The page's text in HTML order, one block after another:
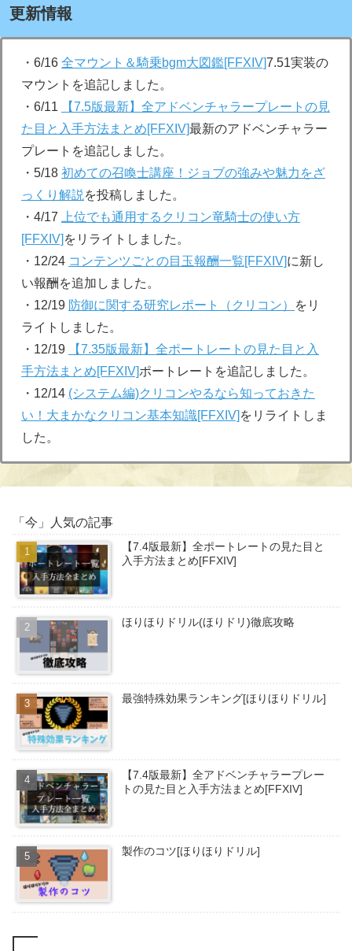
更新情報
・6/16 全マウント＆騎乗bgm大図鑑[FFXIV]7.51実装の
マウントを追記しました。
・6/11
【7.5版最新】全アドベンチャラープレートの見
た目と入手方法まとめ[FFXIV]最新のアドベンチャラー
プレートを追記しました。
・5/18 初めての召喚士講座！ジョブの強みや魅力をざ
っくり解説 を投稿しました。
・4/17
上位でも通用するクリコン竜騎士の使い方
[FFXIV] をリライトしました。
・12/24 コンテンツごとの目玉報酬一覧[FFXIV]に新し
い報酬を追加しました。
・12/19 防御に関する研究レポート（クリコン）
をリ
ライトしました。
・12/19
【7.35版最新】全ポートレートの見た目と入
手方法まとめ[FFXIV]ポートレートを追記しました。
・12/14 (システム編)クリコンやるなら知っておきた
い！大まかなクリコン基本知識[FFXIV] をリライトしま
した。
「今」人気の記事
【7.4版最新】全ポートレートの見た目と
入手方法まとめ[FFXIV]
ほりほりドリル(ほりドリ)徹底攻略
最強特殊効果ランキング[ほりほりドリル]
【7.4版最新】全アドベンチャラープレー
トの見た目と入手方法まとめ[FFXIV]
製作のコツ[ほりほりドリル]